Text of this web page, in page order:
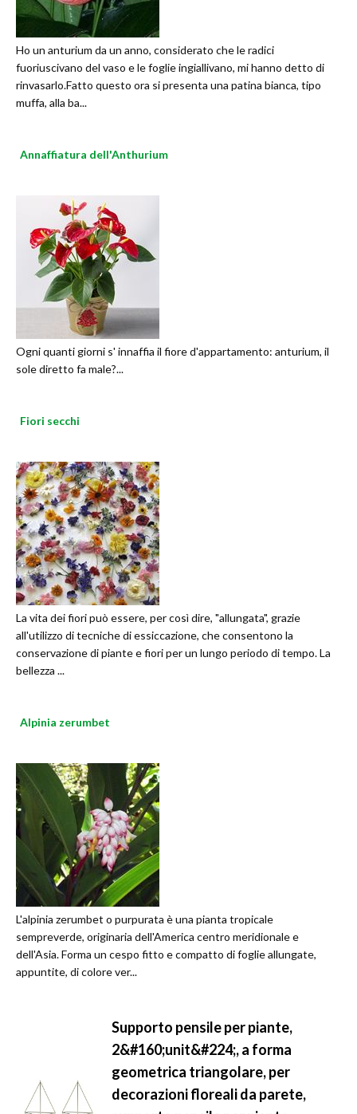
Ho un anturium da un anno, considerato che le radici
fuoriuscivano del vaso e le foglie ingiallivano, mi hanno detto di
rinvasarlo.Fatto questo ora si presenta una patina bianca, tipo
muffa, alla ba...
Annaffiatura dell'Anthurium
Ogni quanti giorni s' innaffia il fiore d'appartamento: anturium, il
sole diretto fa male?...
Fiori secchi
La vita dei fiori può essere, per così dire, "allungata", grazie
all'utilizzo di tecniche di essiccazione, che consentono la
conservazione di piante e fiori per un lungo periodo di tempo. La
bellezza ...
Alpinia zerumbet
L'alpinia zerumbet o purpurata è una pianta tropicale
sempreverde, originaria dell'America centro meridionale e
dell'Asia. Forma un cespo fitto e compatto di foglie allungate,
appuntite, di colore ver...
Supporto pensile per piante,
2&#160;unit&#224;, a forma
geometrica triangolare, per
decorazioni floreali da parete,